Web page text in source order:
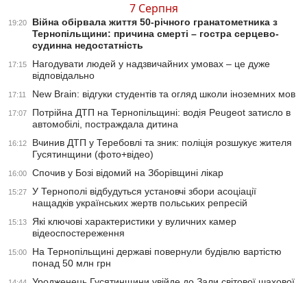
7 Серпня
19:20
Війна обірвала життя 50-річного гранатометника з
Тернопільщини: причина смерті – гостра серцево-
судинна недостатність
17:15
Нагодувати людей у надзвичайних умовах – це дуже
відповідально
17:11 New Brain: відгуки студентів та огляд школи іноземних мов
17:07
Потрійна ДТП на Тернопільщині: водія Peugeot затисло в
автомобілі, постраждала дитина
16:12
Вчинив ДТП у Теребовлі та зник: поліція розшукує жителя
Гусятинщини (фото+відео)
16:00 Спочив у Бозі відомий на Зборівщині лікар
15:27
У Тернополі відбудуться установчі збори асоціації
нащадків українських жертв польських репресій
15:13
Які ключові характеристики у вуличних камер
відеоспостереження
15:00
На Тернопільщині державі повернули будівлю вартістю
понад 50 млн грн